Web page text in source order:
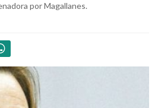
por Magallanes.